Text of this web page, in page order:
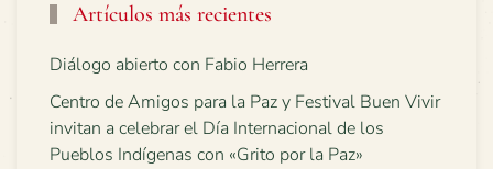
Artículos más recientes
Diálogo abierto con Fabio Herrera
Centro de Amigos para la Paz y Festival Buen Vivir
invitan a celebrar el Día Internacional de los
Pueblos Indígenas con «Grito por la Paz»